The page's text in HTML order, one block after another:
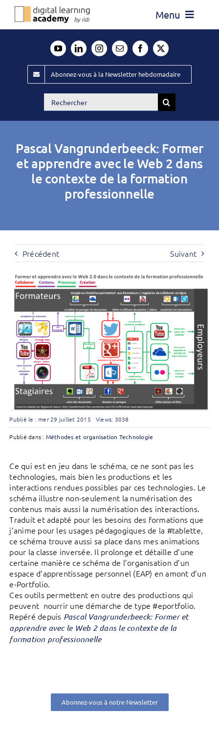
Passer
Menu
Évènements ILDI
Offres d’emploi
Publiez
Contact
Abonnez-vous à la Newsletter hebdomadaire
Rechercher:
Pascal Vangrunderbeeck: Former
et apprendre avec le Web 2 dans
le contexte de la formation
professionnelle
Précédent Suivant
Publié le : mer 29 juillet 2015 Views: 3038
Publié dans : Méthodes et organisation Technologie
Ce qui est en jeu dans le schéma, ce ne sont pas les
technologies, mais bien les productions et les
interactions rendues possibles par ces technologies. Le
schéma illustre non-seulement la numérisation des
contenus mais aussi la numérisation des interactions.
Traduit et adapté pour les besoins des formations que
j’anime pour les usages pédagogiques de la #tablette,
ce schéma trouve aussi sa place dans mes animations
pour la classe inversée. Il prolonge et détaille d’une
certaine manière ce schéma de l’organisation d’un
espace d’apprentissage personnel (EAP) en amont d’un
e-Portfolio.
Ces outils permettent en outre des productions qui
peuvent nourrir une démarche de type #eportfolio.
Repéré depuis Pascal Vangrunderbeeck: Former et
apprendre avec le Web 2 dans le contexte de la
formation professionnelle
Abonnez-vous à notre Newsletter